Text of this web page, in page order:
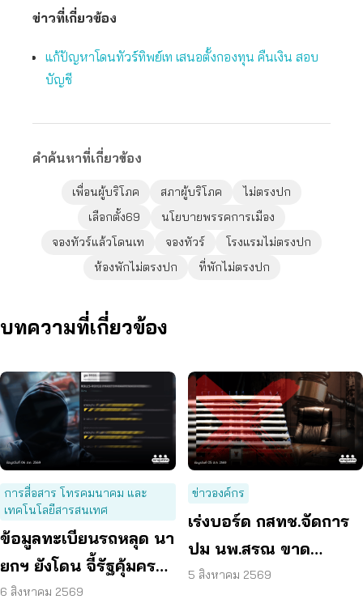
ข่าวที่เกี่ยวข้อง
แก้ปัญหาโดนทัวร์ทิพย์เท เสนอตั้งกองทุน คืนเงิน สอบ
บัญชี
คำค้นหาที่เกี่ยวข้อง
เพื่อนผู้บริโภค สภาผู้บริโภค
ไม่ตรงปก
เลือกตั้ง69
นโยบายพรรคการเมือง
จองทัวร์แล้วโดนเท
จองทัวร์
โรงแรมไม่ตรงปก
ห้องพักไม่ตรงปก
ที่พักไม่ตรงปก
บทความที่เกี่ยวข้อง
การสื่อสาร โทรคมนาคม และ
เทคโนโลยีสารสนเทศ
ข้อมูลทะเบียนรถหลุด นา
ยกฯ ยังโดน จี้รัฐคุ้มครอง
ข้อมูลส่วนบุคคล
6 สิงหาคม 2569
ข่าวองค์กร
เร่งบอร์ด กสทช.จัดการ
ปม นพ.สรณ ขาด
คุณสมบัติ ตามมติ
5 สิงหาคม 2569